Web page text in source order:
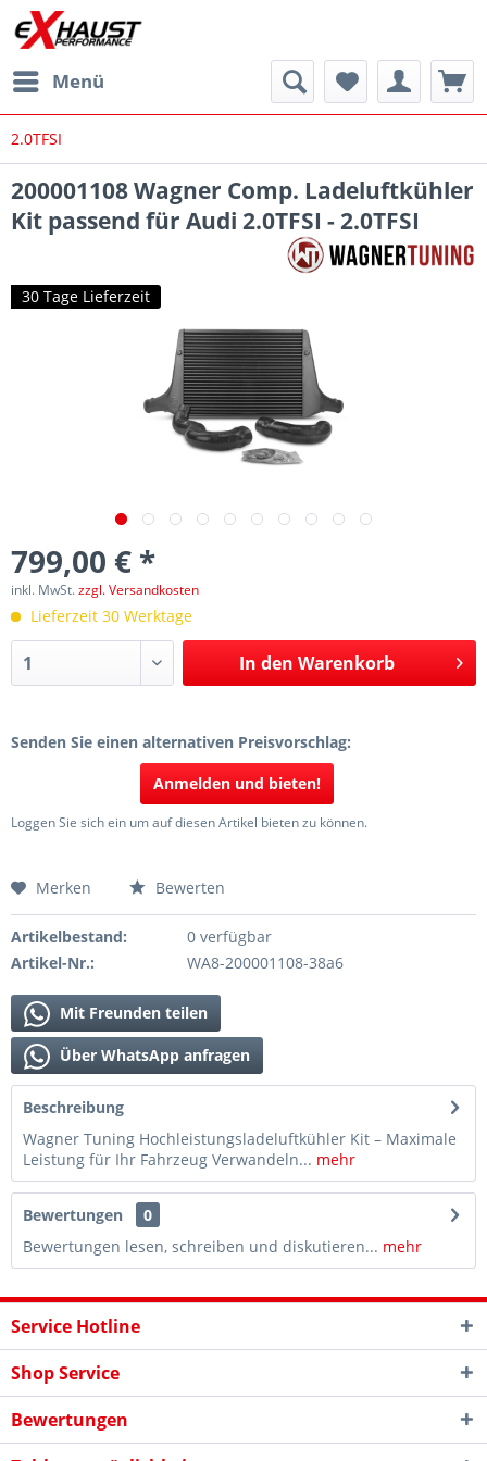
Menü
2.0TFSI
200001108 Wagner Comp. Ladeluftkühler
Kit passend für Audi 2.0TFSI - 2.0TFSI
30 Tage Lieferzeit
799,00 € *
inkl. MwSt.zzgl. Versandkosten
Lieferzeit 30 Werktage
In den Warenkorb
Senden Sie einen alternativen Preisvorschlag:
Anmelden und bieten!
Loggen Sie sich ein um auf diesen Artikel bieten zu können.
Merken Bewerten
Artikelbestand:
0 verfügbar
Artikel-Nr.:
WA8-200001108-38a6
Mit Freunden teilen
Über WhatsApp anfragen
Beschreibung
Wagner Tuning Hochleistungsladeluftkühler Kit – Maximale
Leistung für Ihr Fahrzeug Verwandeln... mehr
Bewertungen
0
Bewertungen lesen, schreiben und diskutieren... mehr
Service Hotline
Shop Service
Bewertungen